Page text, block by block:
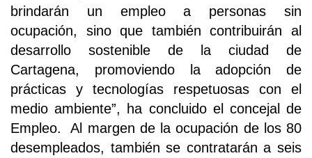
brindarán un empleo a personas sin
ocupación, sino que también contribuirán al
desarrollo sostenible de la ciudad de
Cartagena, promoviendo la adopción de
prácticas y tecnologías respetuosas con el
medio ambiente”, ha concluido el concejal de
Empleo. Al margen de la ocupación de los 80
desempleados, también se contratarán a seis